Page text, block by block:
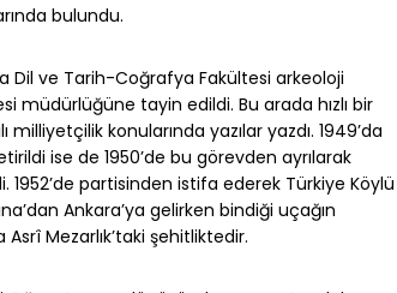
bulundu.
Dil ve Tarih-Coğrafya Fakültesi arkeoloji
müdürlüğüne tayin edildi. Bu arada hızlı bir
konularında yazılar yazdı. 1949’da
ise de 1950’de bu görevden ayrılarak
1952’de partisinden istifa ederek Türkiye Köylü
Ankara’ya gelirken bindiği uçağın
Mezarlık’taki şehitliktedir.